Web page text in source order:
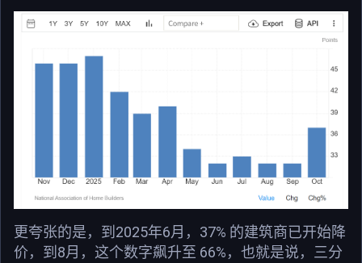
更夸张的是，到2025年6月，37% 的建筑商已开始降
价，到8月，这个数字飙升至 66%，也就是说，三分